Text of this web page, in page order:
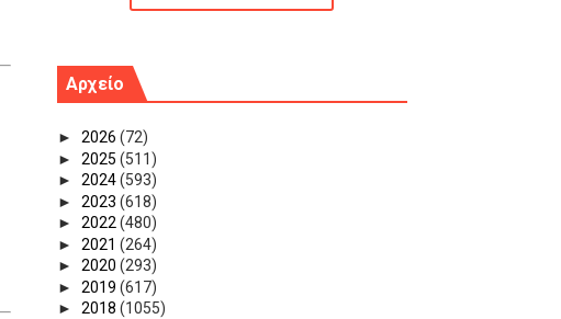
Αρχείο
► 2026 (72)
► 2025 (511)
► 2024(593)
► 2023 (618)
► 2022(480)
► 2021 (264)
► 2020 (293)
► 2019 (617)
► 2018 (1055)